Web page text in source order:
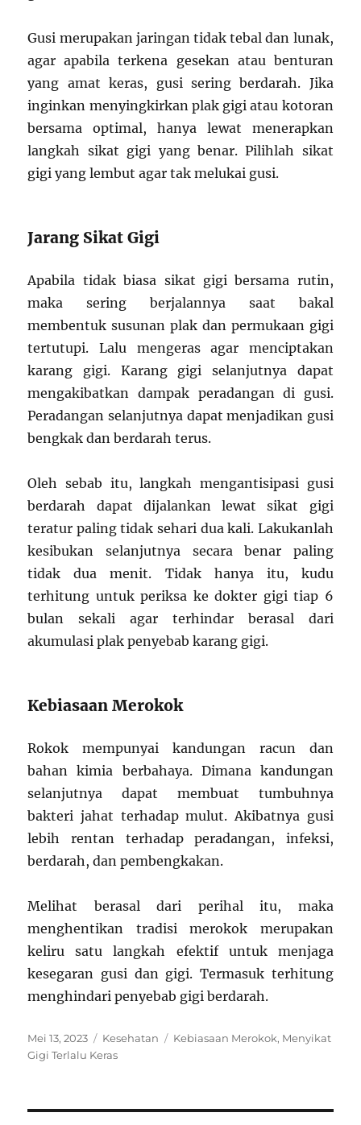
Gusi merupakan jaringan tidak tebal dan lunak,
agar apabila terkena gesekan atau benturan
yang amat keras, gusi sering berdarah. Jika
inginkan menyingkirkan plak gigi atau kotoran
bersama optimal, hanya lewat menerapkan
langkah sikat gigi yang benar. Pilihlah sikat
gigi yang lembut agar tak melukai gusi.
Jarang Sikat Gigi
Apabila tidak biasa sikat gigi bersama rutin,
maka sering berjalannya saat bakal
membentuk susunan plak dan permukaan gigi
tertutupi. Lalu mengeras agar menciptakan
karang gigi. Karang gigi selanjutnya dapat
mengakibatkan dampak peradangan di gusi.
Peradangan selanjutnya dapat menjadikan gusi
bengkak dan berdarah terus.
Oleh sebab itu, langkah mengantisipasi gusi
berdarah dapat dijalankan lewat sikat gigi
teratur paling tidak sehari dua kali. Lakukanlah
kesibukan selanjutnya secara benar paling
tidak dua menit. Tidak hanya itu, kudu
terhitung untuk periksa ke dokter gigi tiap 6
bulan sekali agar terhindar berasal dari
akumulasi plak penyebab karang gigi.
Kebiasaan Merokok
Rokok mempunyai kandungan racun dan
bahan kimia berbahaya. Dimana kandungan
selanjutnya dapat membuat tumbuhnya
bakteri jahat terhadap mulut. Akibatnya gusi
lebih rentan terhadap peradangan, infeksi,
berdarah, dan pembengkakan.
Melihat berasal dari perihal itu, maka
menghentikan tradisi merokok merupakan
keliru satu langkah efektif untuk menjaga
kesegaran gusi dan gigi. Termasuk terhitung
menghindari penyebab gigi berdarah.
Posted
on
Mei 13, 2023 Categories
Kesehatan Tags
Kebiasaan Merokok, Menyikat
Gigi Terlalu Keras